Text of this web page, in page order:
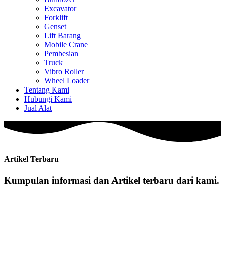
Excavator
Forklift
Genset
Lift Barang
Mobile Crane
Pembesian
Truck
Vibro Roller
Wheel Loader
Tentang Kami
Hubungi Kami
Jual Alat
Artikel Terbaru
Kumpulan informasi dan Artikel terbaru dari kami.